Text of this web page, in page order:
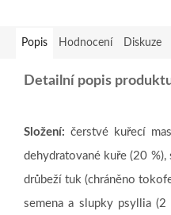
Popis Hodnocení Diskuze
Detailní popis
Složení: čerstvé kuřecí
dehydratované kuře (20 %),
drůbeží tuk (chráněno
semena a slupky psyllia (2